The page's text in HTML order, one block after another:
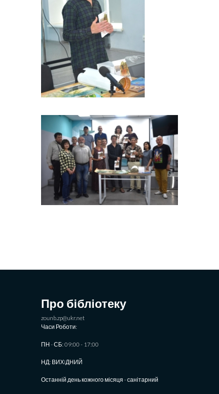
Про бібліотеку
zounb.zp@ukr.net
Часи Роботи:
ПН - СБ: 09:00 - 17:00
НД: ВИХIДНИЙ
Останній день кожного місяця - санітарний